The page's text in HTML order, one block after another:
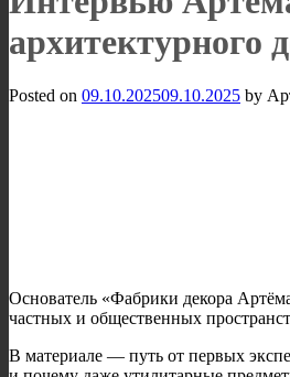
архитектурного
Posted on 09.10.202509.10.2025 by
Основатель «Фабрики декора
частных и общественных
В материале — путь от первых